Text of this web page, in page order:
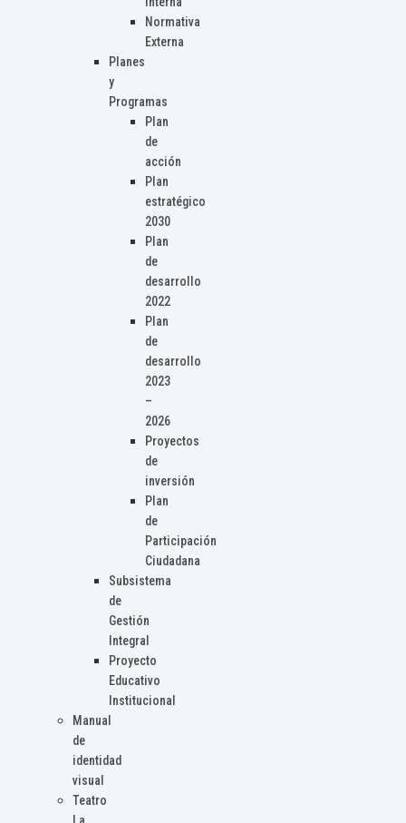
Normativa
Externa
Planes
y
Programas
Plan
de
acción
Plan
estratégico
2030
Plan
de
desarrollo
2022
Plan
de
desarrollo
2023
–
2026
Proyectos
de
inversión
Plan
de
Participación
Ciudadana
Subsistema
de
Gestión
Integral
Proyecto
Educativo
Institucional
Manual
de
identidad
visual
Teatro